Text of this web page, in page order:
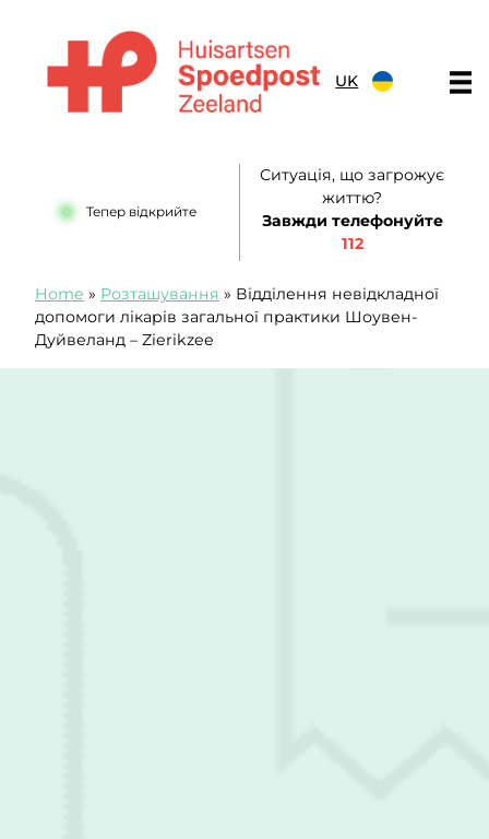
UK
Тепер відкрийте
Ситуація, що загрожує
життю?
Завжди телефонуйте
112
Home » Розташування » Відділення невідкладної
допомоги лікарів загальної практики Шоувен-
Дуйвеланд – Zierikzee